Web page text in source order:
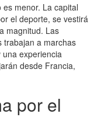
menor. La capital
el deporte, se vestirá
magnitud. Las
trabajan a marchas
experiencia
desde Francia,
por el